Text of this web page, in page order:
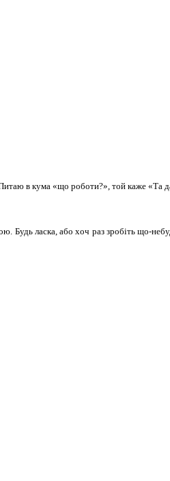
в кума «що роботи?», той каже «Та
ласка, або хоч раз зробіть що-